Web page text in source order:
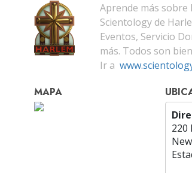
Aprende más sobre
Scientology de
Eventos, Servicio
más. Todos son
Ir a
MAPA
220